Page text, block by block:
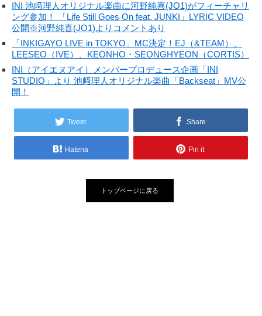
INI 池﨑理人オリジナル楽曲に河野純喜(JO1)がフィーチャリ
ング参加！ 「Life Still Goes On feat. JUNKI」LYRIC VIDEO
公開※河野純喜(JO1)よりコメントあり
「INKIGAYO LIVE in TOKYO」MC決定！EJ（&TEAM）、
LEESEO（IVE）、KEONHO・SEONGHYEON（CORTIS）
INI（アイエヌアイ）メンバープロデュース企画「INI
STUDIO」より 池﨑理人オリジナル楽曲「Backseat」MV公
開！
Tweet Share
Hatena Pin it
トップページに戻る